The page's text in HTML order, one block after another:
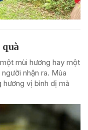
mùi hương hay một
nhận ra. Mùa
hương vị bình dị mà